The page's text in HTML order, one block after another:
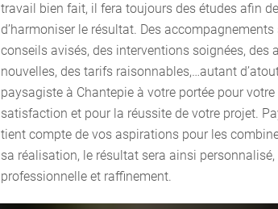
travail bien fait, il fera toujours des études afin
d’harmoniser le résultat. Des accompagnements
conseils avisés, des interventions soignées, des
nouvelles, des tarifs raisonnables,…autant
paysagiste à Chantepie à votre portée pour
satisfaction et pour la réussite de votre projet.
tient compte de vos aspirations pour les
sa réalisation, le résultat sera ainsi
professionnelle et raffinement.